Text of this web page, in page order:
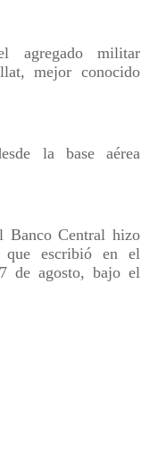
agregado militar
mejor conocido
la base aérea
Banco Central hizo
que escribió en el
de agosto, bajo el